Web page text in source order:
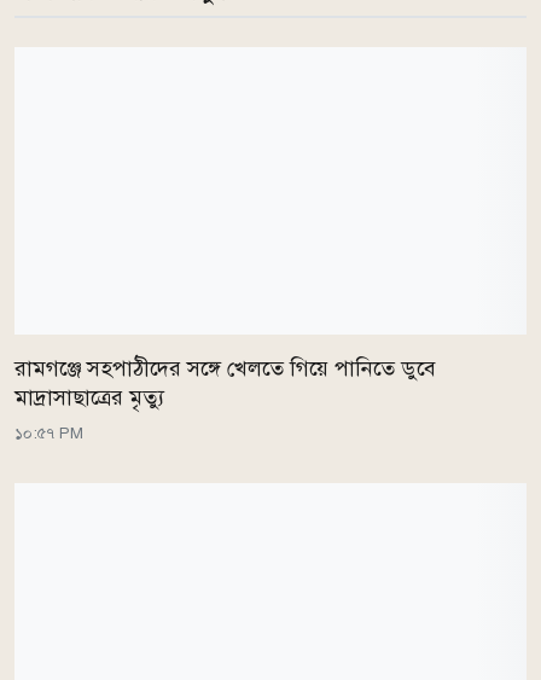
রামগঞ্জে সহপাঠীদের সঙ্গে খেলতে গিয়ে পানিতে ডুবে
মাদ্রাসাছাত্রের মৃত্যু
১০:৫৭ PM